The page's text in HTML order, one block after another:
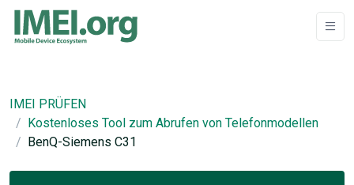
IMEI PRÜFEN
Kostenloses Tool zum Abrufen von Telefonmodellen
BenQ-Siemens C31